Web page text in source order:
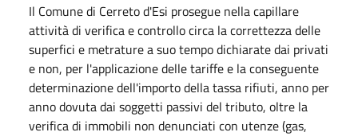
Il Comune di Cerreto d'Esi prosegue nella capillare
attività di verifica e controllo circa la correttezza delle
superfici e metrature a suo tempo dichiarate dai privati
e non, per l'applicazione delle tariffe e la conseguente
determinazione dell'importo della tassa rifiuti, anno per
anno dovuta dai soggetti passivi del tributo, oltre la
verifica di immobili non denunciati con utenze (gas,